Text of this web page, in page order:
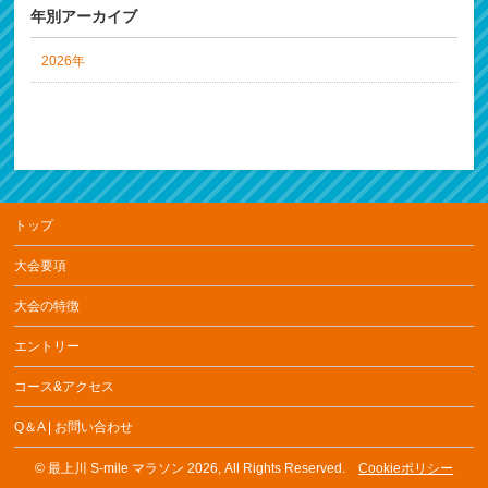
年別アーカイブ
2026年
トップ
大会要項
大会の特徴
エントリー
コース&アクセス
Q＆A | お問い合わせ
© 最上川 S-mile マラソン 2026 , All Rights Reserved. Cookieポリシー